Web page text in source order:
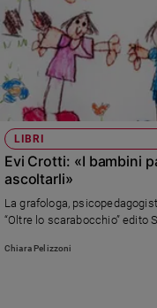
LIBRI
Evi Crotti: «I bambini
ascoltarli»
La grafologa,
“Oltre lo scarabocchio” edito
lettore a vivere un viaggio
Chiara Pelizzoni